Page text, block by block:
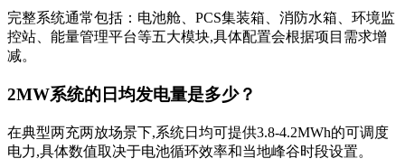
完整系统通常包括：电池舱、PCS集装箱、消防水箱、环境监
控站、能量管理平台等五大模块,具体配置会根据项目需求增
减。
2MW系统的日均发电量是多少？
在典型两充两放场景下,系统日均可提供3.8-4.2MWh的可调度
电力,具体数值取决于电池循环效率和当地峰谷时段设置。